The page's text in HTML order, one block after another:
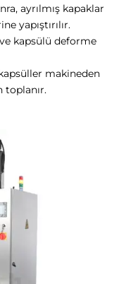
ayrılmış kapaklar
yapıştırılır.
kapsülü deforme
makineden
toplanır.